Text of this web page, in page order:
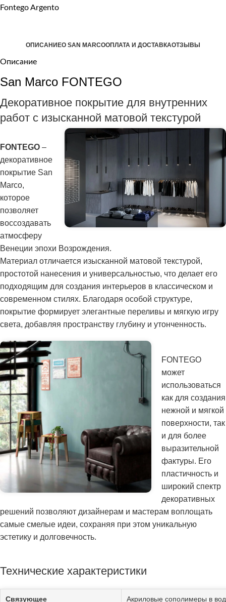
Fontego Argento
ОПИСАНИЕО SAN MARCOОПЛАТА И ДОСТАВКАОТЗЫВЫ
Описание
San Marco FONTEGO
Декоративное покрытие для внутренних
работ с изысканной матовой текстурой
FONTEGO –
декоративное
покрытие San
Marco,
которое
позволяет
воссоздавать
атмосферу
Венеции эпохи Возрождения.
Материал отличается изысканной матовой текстурой,
простотой нанесения и универсальностью, что делает его
подходящим для создания интерьеров в классическом и
современном стилях. Благодаря особой структуре,
покрытие формирует элегантные переливы и мягкую игру
света, добавляя пространству глубину и утонченность.
FONTEGO
может
использоваться
как для создания
нежной и мягкой
поверхности, так
и для более
выразительной
фактуры. Его
пластичность и
широкий спектр
декоративных
решений позволяют дизайнерам и мастерам воплощать
самые смелые идеи, сохраняя при этом уникальную
эстетику и долговечность.
Технические характеристики
Связующее Акриловые сополимеры в